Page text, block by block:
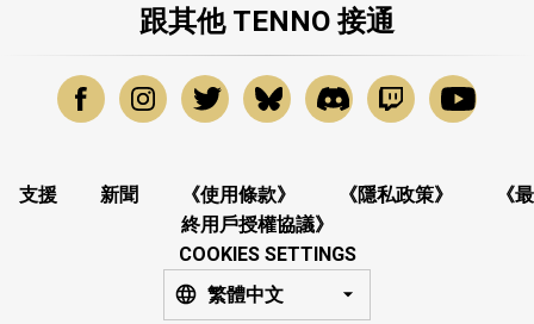
跟其他 TENNO 接通
支援 新聞 《使用條款》 《隱私政策》
《最
終用戶授權協議》
COOKIES SETTINGS
繁體中文